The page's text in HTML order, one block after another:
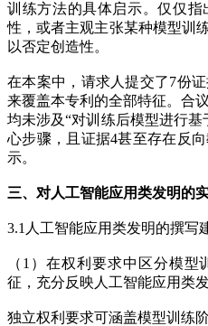
训练方法的具体启示。仅仅
性，或者主观主张某种模型训
以否定创造性。
在本案中，请求人提交了7份
来覆盖本专利的全部特征。合
均未涉及“对训练后模型进行
心步骤，且证据4甚至存在反
示。
三、对人工智能应用类发明的
3.1人工智能应用类发明的撰写
（1）在权利要求中区分模
征，充分反映人工智能应用类
独立权利要求可涵盖模型训练